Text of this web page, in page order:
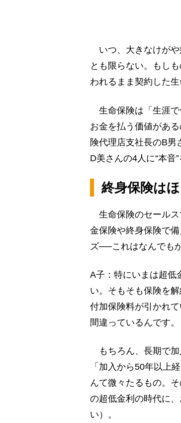
いつ、大きなけがや
とも限らない。もし
われるまま契約した
生命保険は「生涯で
お金を払う価値があ
険代理店支社長のB男
D美さんの4人に“本音
終身保険は
生命保険のセールス
金保険や終身保険で
ズ──これはなんでも
A子：特にいまは超低
い。そもそも保険を
付加保険料が引かれ
間違っているんです。
もちろん、長期で加
「加入から50年以上
んて微々たるもの。
の超低金利の時代に
い）。